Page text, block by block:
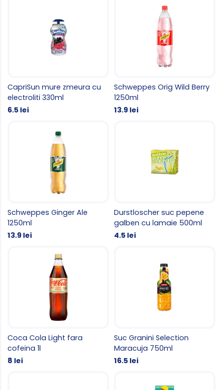
CapriSun mure zmeura cu
electroliti 330ml
6.5 lei
Schweppes Orig Wild Berry
1250ml
13.9 lei
Schweppes Ginger Ale
1250ml
13.9 lei
Durstloscher suc pepene
galben cu lamaie 500ml
4.5 lei
Coca Cola Light fara
cofeina 1l
8 lei
Suc Granini Selection
Maracuja 750ml
16.5 lei